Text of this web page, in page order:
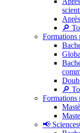
🔎
Formations
🔎
Formations
📢